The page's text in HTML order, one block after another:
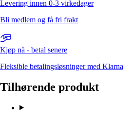
Levering innen 0-3 virkedager
Bli medlem og få fri frakt
Kjøp nå - betal senere
Fleksible betalingsløsninger med Klarna
Tilhørende produkt